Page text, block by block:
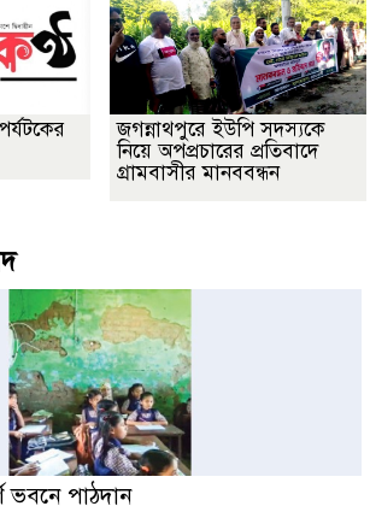
জগন্নাথপুরে ইউপি সদস্যকে
নিয়ে অপপ্রচারের প্রতিবাদে
গ্রামবাসীর মানববন্ধন
ভবনে পাঠদান